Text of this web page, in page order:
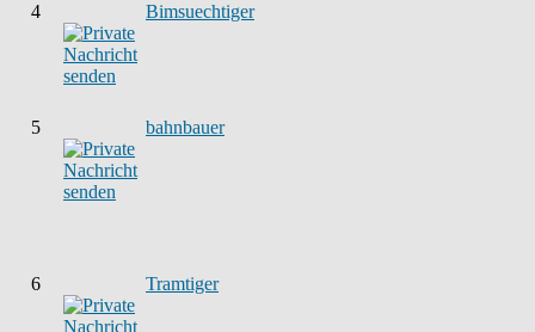
4 Bimsuechtiger
5 bahnbauer
6 Tramtiger